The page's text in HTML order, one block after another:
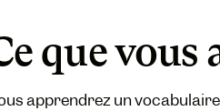
que vous
apprendrez un